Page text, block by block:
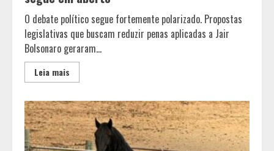
O debate político segue fortemente polarizado. Propostas
legislativas que buscam reduzir penas aplicadas a Jair
Bolsonaro geraram...
Leia mais